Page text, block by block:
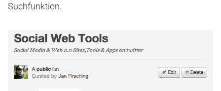
Suchfunktion.